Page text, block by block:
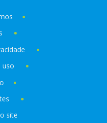
uso
site